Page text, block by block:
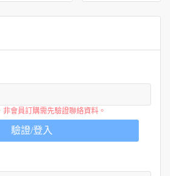
會員訂購需先驗證聯絡資料。
驗證/登入